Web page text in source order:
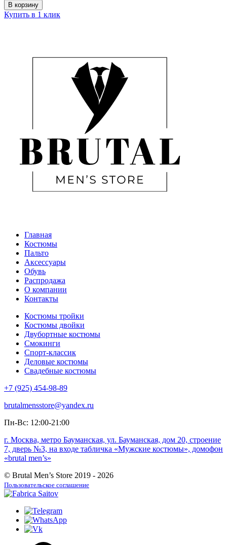
В корзину
Купить в 1 клик
Главная
Костюмы
Пальто
Аксессуары
Обувь
Распродажа
О компании
Контакты
Костюмы тройки
Костюмы двойки
Двубортные костюмы
Смокинги
Спорт-классик
Деловые костюмы
Свадебные костюмы
+7 (925) 454-98-89
brutalmensstore@yandex.ru
Пн-Вс: 12:00-21:00
г. Москва, метро Бауманская, ул. Бауманская, дом 20, строение
7, дверь №3, на входе табличка «Мужские костюмы», домофон
«brutal men’s»
© Brutal Men’s Store 2019 - 2026
Пользовательское соглашение